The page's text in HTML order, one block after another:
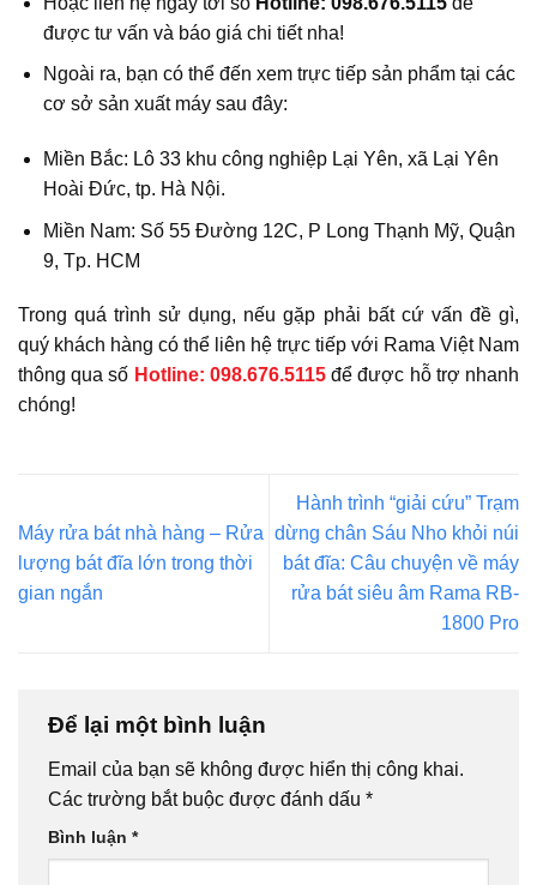
được tư vấn và báo giá chi tiết nha!
Ngoài ra, bạn có thể đến xem trực tiếp sản phẩm tại các
cơ sở sản xuất máy sau đây:
Miền Bắc: Lô 33 khu công nghiệp Lại Yên, xã Lại Yên
Hoài Đức, tp. Hà Nội.
Miền Nam: Số 55 Đường 12C, P Long Thạnh Mỹ, Quận
9, Tp. HCM
Trong quá trình sử dụng, nếu gặp phải bất cứ vấn đề gì,
quý khách hàng có thể liên hệ trực tiếp với Rama Việt Nam
thông qua số Hotline: 098.676.5115để được hỗ trợ nhanh
chóng!
Máy rửa bát nhà hàng – Rửa
lượng bát đĩa lớn trong thời
gian ngắn
Hành trình “giải cứu” Trạm
dừng chân Sáu Nho khỏi núi
bát đĩa: Câu chuyện về máy
rửa bát siêu âm Rama RB-
1800 Pro
Để lại một bình luận
Email của bạn sẽ không được hiển thị công khai.
Các trường bắt buộc được đánh dấu *
Bình luận *